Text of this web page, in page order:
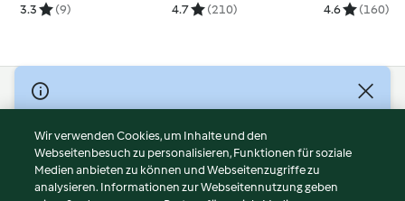
3.3 (9) 4.7 (210) 4.6 (160)
© Copyright 2026
Nutzungsbedingungen
Datenschutzrichtlinien
Disclaimer
Wir verwenden Cookies, um Inhalte und den
Webseitenbesuch zu personalisieren, Funktionen für soziale
Medien anbieten zu können und Webseitenzugriffe zu
analysieren. Informationen zur Webseitennutzung geben